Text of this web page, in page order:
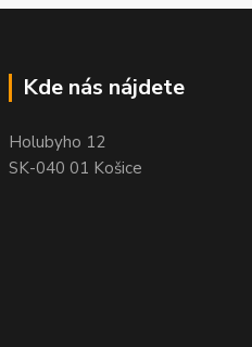
Kde nás nájdete
Holubyho 12
SK-040 01 Košice